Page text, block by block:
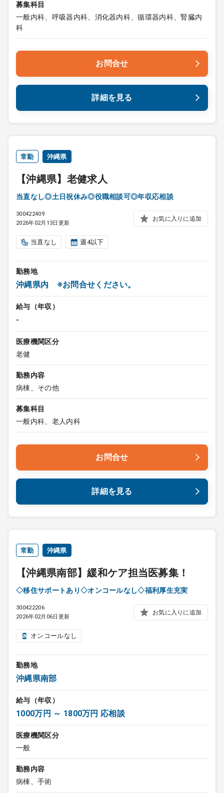
募集科目
一般内科、呼吸器内科、消化器内科、循環器内科、腎臓内
科
お問合せ
詳細を見る
常勤 沖縄県
【沖縄県】老健求人
当直なし◎土日祝休み◎役職相談可◎年収応相談
300422409
2026年02月13日更新
お気に入りに追加
当直なし 週4以下
勤務地
沖縄県内 ※お問合せください。
給与（年収）
-
医療機関区分
老健
勤務内容
病棟、その他
募集科目
一般内科、老人内科
お問合せ
詳細を見る
常勤 沖縄県
【沖縄県南部】緩和ケア担当医募集！
◇移住サポートあり◇オンコールなし◇福利厚生充実
300422206
2026年02月06日更新
お気に入りに追加
オンコールなし
勤務地
沖縄県南部
給与（年収）
1000万円 ～ 1800万円 応相談
医療機関区分
一般
勤務内容
病棟、手術